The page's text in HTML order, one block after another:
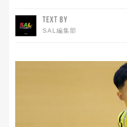
TEXT BY
SAL編集部